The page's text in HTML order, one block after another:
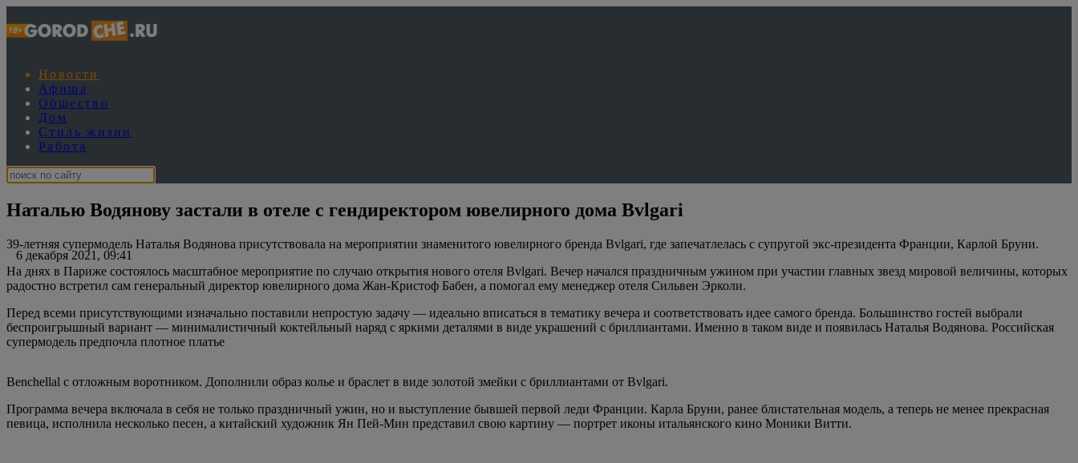
Новости
Афиша
Общество
Дом
Стиль жизни
Работа
Наталью Водянову застали в отеле с гендиректором ювелирного дома Bvlgari
6 декабря 2021, 09:41
39-летняя супермодель Наталья Водянова присутствовала на мероприятии знаменитого ювелирного бренда Bvlgari, где запечатлелась с супругой экс-президента Франции, Карлой Бруни.
На днях в Париже состоялось масштабное мероприятие по случаю открытия нового отеля Bvlgari. Вечер начался праздничным ужином при участии главных звезд мировой величины, которых
радостно встретил сам генеральный директор ювелирного дома Жан-Кристоф Бабен, а помогал ему менеджер отеля Сильвен Эрколи.
Перед всеми присутствующими изначально поставили непростую задачу — идеально вписаться в тематику вечера и соответствовать идее самого бренда. Большинство гостей выбрали
беспроигрышный вариант — минималистичный коктейльный наряд с яркими деталями в виде украшений с бриллиантами. Именно в таком виде и появилась Наталья Водянова. Российская
супермодель предпочла плотное платье
Benchellal с отложным воротником. Дополнили образ колье и браслет в виде золотой змейки с бриллиантами от Bvlgari.
Программа вечера включала в себя не только праздничный ужин, но и выступление бывшей первой леди Франции. Карла Бруни, ранее блистательная модель, а теперь не менее прекрасная
певица, исполнила несколько песен, а китайский художник Ян Пей-Мин представил свою картину — портрет иконы итальянского кино Моники Витти.